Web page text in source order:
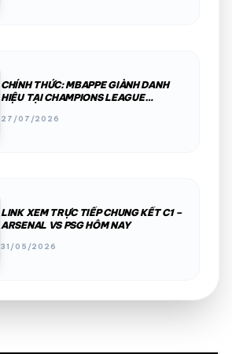
CHÍNH THỨC: MBAPPE GIÀNH DANH
HIỆU TẠI CHAMPIONS LEAGUE
27/07/2026
LINK XEM TRỰC TIẾP CHUNG KẾT C1 –
ARSENAL VS PSG HÔM NAY
31/05/2026